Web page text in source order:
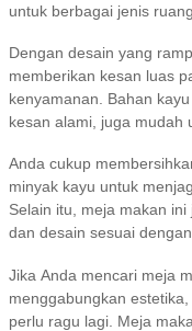
untuk berbagai jenis
tidak hanya terletak pada
tetapi juga pada proses
keterampilan tangan
Dengan desain yang
memberikan kesan luas
kenyamanan. Bahan
kesan alami, juga mudah
Anda cukup
minyak kayu untuk
Selain itu, meja makan
dan desain sesuai
Jika Anda mencari meja
menggabungkan
perlu ragu lagi. Meja